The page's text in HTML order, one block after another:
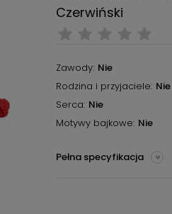
Czerwiński
Zawody Nie
Rodzina i przyjaciele Nie
Serca Nie
Motywy bajkowe Nie
Pełna specyfikacja